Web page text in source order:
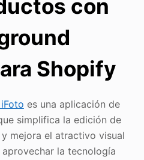
con
Shopify
es una aplicación de
simplifica la edición de
mejora el atractivo visual
la tecnología